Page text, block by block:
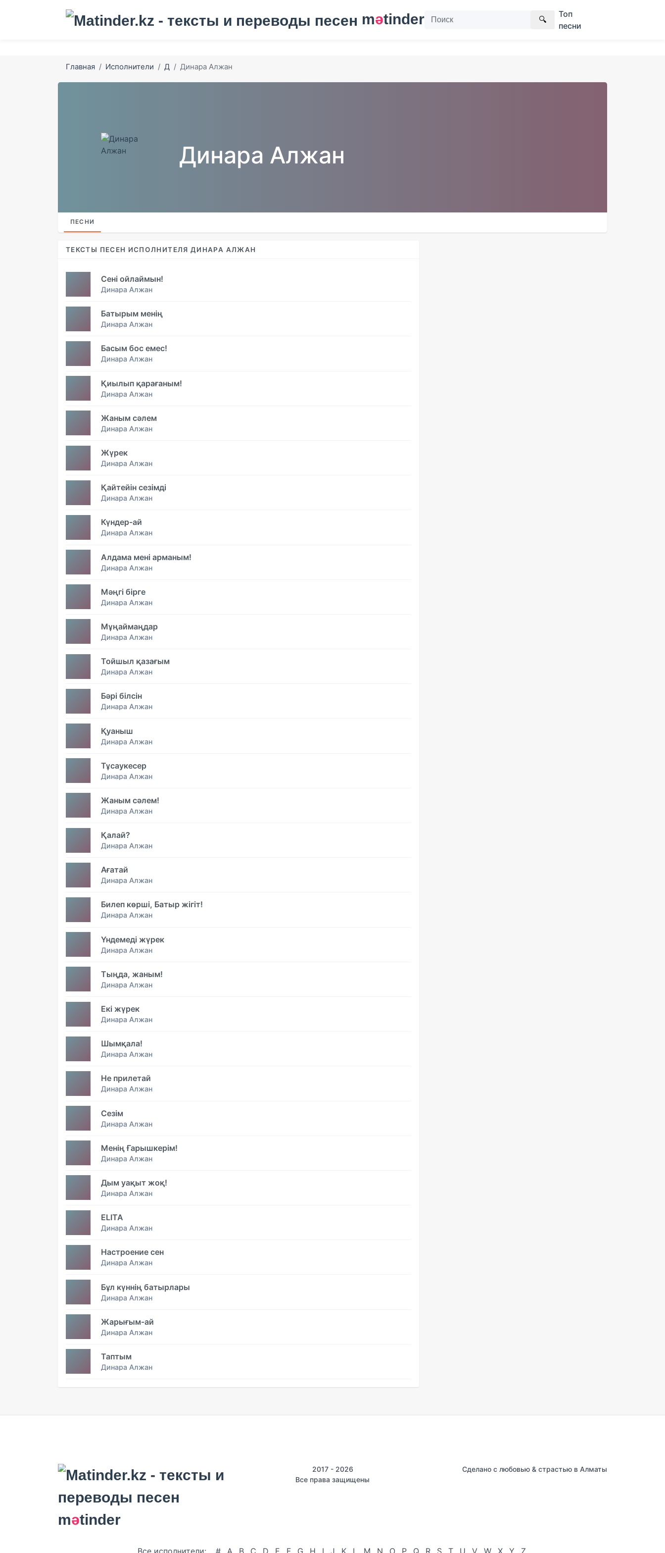
mәtinder 🔍
Топ
песни
Главная Исполнители Д Динара Алжан
Динара Алжан
ПЕСНИ
ТЕКСТЫ ПЕСЕН ИСПОЛНИТЕЛЯ ДИНАРА АЛЖАН
Сені ойлаймын!
Динара Алжан
Батырым менің
Динара Алжан
Басым бос емес!
Динара Алжан
Қиылып қарағаным!
Динара Алжан
Жаным сәлем
Динара Алжан
Жүрек
Динара Алжан
Қайтейін сезімді
Динара Алжан
Күндер-ай
Динара Алжан
Алдама мені арманым!
Динара Алжан
Мәңгі бірге
Динара Алжан
Мұңаймаңдар
Динара Алжан
Тойшыл қазағым
Динара Алжан
Бәрі білсін
Динара Алжан
Қуаныш
Динара Алжан
Тұсаукесер
Динара Алжан
Жаным сәлем!
Динара Алжан
Қалай?
Динара Алжан
Ағатай
Динара Алжан
Билеп көрші, Батыр жігіт!
Динара Алжан
Үндемедi жүрек
Динара Алжан
Тыңда, жаным!
Динара Алжан
Екі жүрек
Динара Алжан
Шымқала!
Динара Алжан
Не прилетай
Динара Алжан
Сезім
Динара Алжан
Менің Ғарышкерім!
Динара Алжан
Дым уақыт жоқ!
Динара Алжан
ELITA
Динара Алжан
Настроение сен
Динара Алжан
Бұл күннің батырлары
Динара Алжан
Жарығым-ай
Динара Алжан
Таптым
Динара Алжан
mәtinder
2017 - 2026
Все права защищены
Сделано с любовью & страстью в Алматы
Все исполнители: # A B C D E F G H I J K L M N O P Q R S T U V W X Y Z